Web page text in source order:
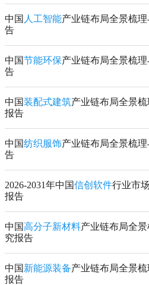
中国 人工智能产业链布局全景梳
告
中国节能环保产业链布局全景梳
告
中国装配式建筑产业链布局全景
报告
中国纺织服饰产业链布局全景梳
告
2026-2031年中国信创软件行业市
报告
中国高分子新材料产业链布局全
究报告
中国 新能源装备产业链布局全景
报告